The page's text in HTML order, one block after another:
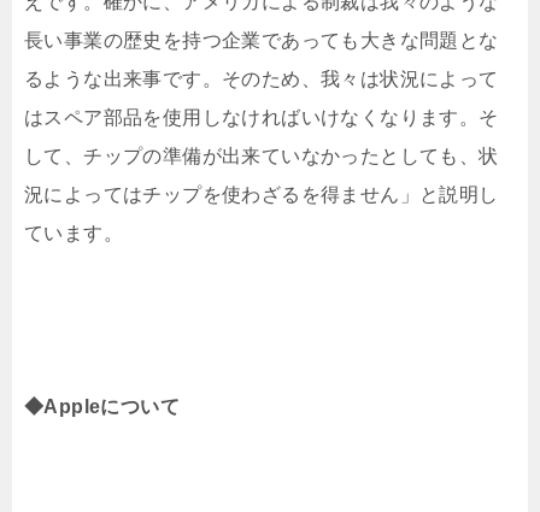
長い事業の歴史を持つ企業であっても大きな問題とな
るような出来事です。そのため、我々は状況によって
はスペア部品を使用しなければいけなくなります。そ
して、チップの準備が出来ていなかったとしても、状
況によってはチップを使わざるを得ません」と説明し
ています。
◆Appleについて